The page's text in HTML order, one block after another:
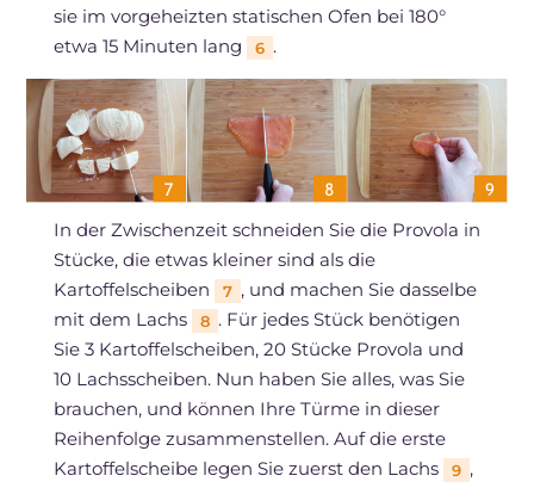
sie im vorgeheizten statischen Ofen bei 180°
etwa 15 Minuten lang
6 .
In der Zwischenzeit schneiden Sie die Provola in
Stücke, die etwas kleiner sind als die
Kartoffelscheiben
7 , und machen Sie dasselbe
mit dem Lachs
8 . Für jedes Stück benötigen
Sie 3 Kartoffelscheiben, 20 Stücke Provola und
10 Lachsscheiben. Nun haben Sie alles, was Sie
brauchen, und können Ihre Türme in dieser
Reihenfolge zusammenstellen. Auf die erste
Kartoffelscheibe legen Sie zuerst den Lachs
9 ,